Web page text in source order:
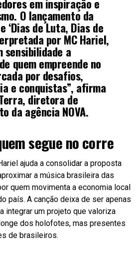
O lançamento da
‘Dias de Luta, Dias de
por MC Hariel,
sensibilidade a
quem empreende no
por desafios,
e conquistas”, afirma
diretora de
da agência NOVA.
segue no corre
ajuda a consolidar a proposta
a música brasileira das
quem movimenta a economia local
país. A canção deixa de ser apenas
integrar um projeto que valoriza
dos holofotes, mas presentes
de brasileiros.